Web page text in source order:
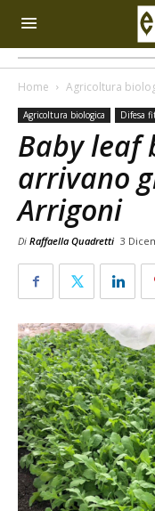
Home Agricoltura
Agricoltura biologica Difesa
Baby leaf
arrivano
Arrigoni
Di Raffaella Quadretti 3